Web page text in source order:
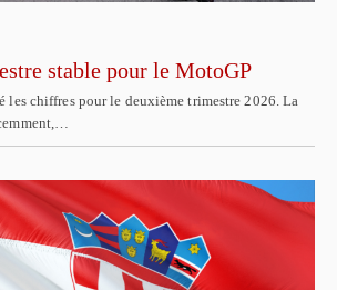
stable pour le MotoGP
les chiffres pour le deuxième trimestre 2026. La